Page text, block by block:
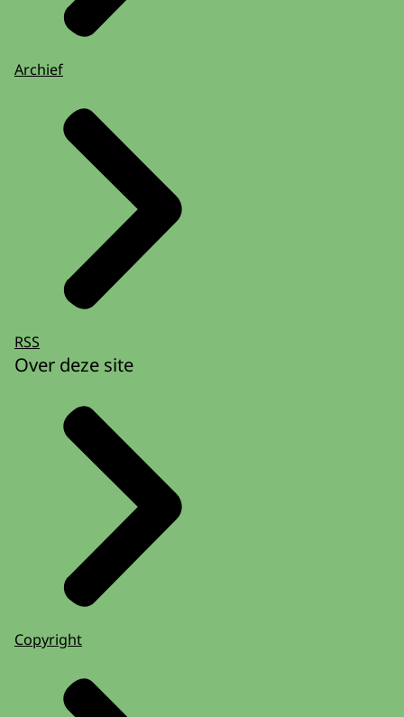
Archief
RSS
Over deze site
Copyright